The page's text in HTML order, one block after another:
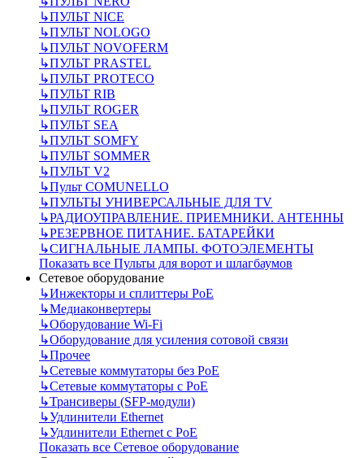
↳ПУЛЬТ NICE
↳ПУЛЬТ NOLOGO
↳ПУЛЬТ NOVOFERM
↳ПУЛЬТ PRASTEL
↳ПУЛЬТ PROTECO
↳ПУЛЬТ RIB
↳ПУЛЬТ ROGER
↳ПУЛЬТ SEA
↳ПУЛЬТ SOMFY
↳ПУЛЬТ SOMMER
↳ПУЛЬТ V2
↳Пульт СOMUNELLO
↳ПУЛЬТЫ УНИВЕРСАЛЬНЫЕ ДЛЯ TV
↳РАДИОУПРАВЛЕНИЕ. ПРИЕМНИКИ. АНТЕННЫ
↳РЕЗЕРВНОЕ ПИТАНИЕ. БАТАРЕЙКИ
↳СИГНАЛЬНЫЕ ЛАМПЫ. ФОТОЭЛЕМЕНТЫ
Показать все Пульты для ворот и шлагбаумов
Сетевое оборудование
↳Инжекторы и сплиттеры РоЕ
↳Медиаконвертеры
↳Оборудование Wi-Fi
↳Оборудование для усиления сотовой связи
↳Прочее
↳Сетевые коммутаторы без РоЕ
↳Сетевые коммутаторы с РоЕ
↳Трансиверы (SFP-модули)
↳Удлинители Ethernet
↳Удлинители Ethernet с PoE
Показать все Сетевое оборудование